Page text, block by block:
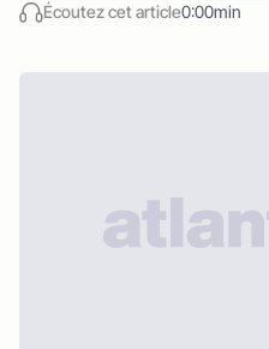
Écoutez cet article0:00min